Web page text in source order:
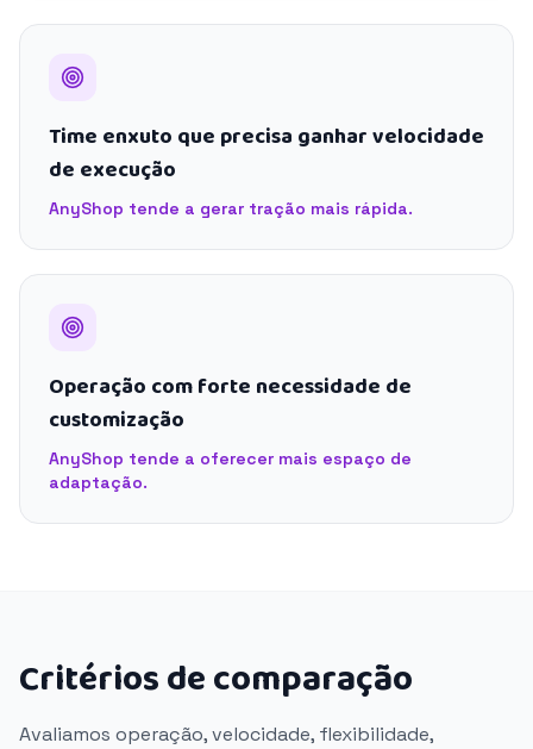
Time enxuto que precisa ganhar velocidade
de execução
AnyShop tende a gerar tração mais rápida.
Operação com forte necessidade de
customização
AnyShop tende a oferecer mais espaço de
adaptação.
Critérios de comparação
Avaliamos operação, velocidade, flexibilidade,